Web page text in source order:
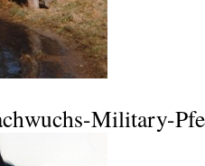
Military-